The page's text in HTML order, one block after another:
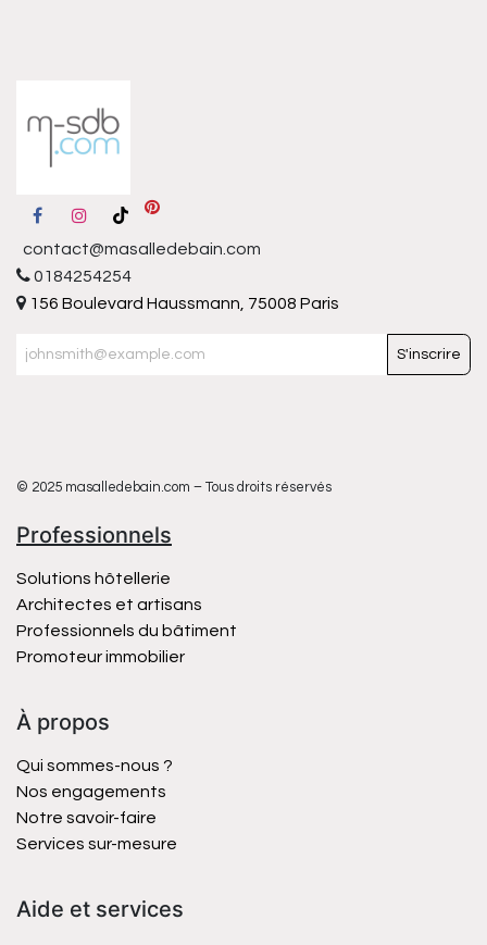
contact@masalledebain.com
0184254254
156 Boulevard Haussmann, 75008 Paris
S'inscrire
© 2025 masalledebain.com – Tous droits réservés
Professionnels
Solutions hôtellerie
Architectes et artisans
Professionnels du bâtiment
Promoteur immobilier
À propos
Qui sommes-nous ?
Nos engagements
Notre savoir-faire
Services sur-mesure
Aide et services